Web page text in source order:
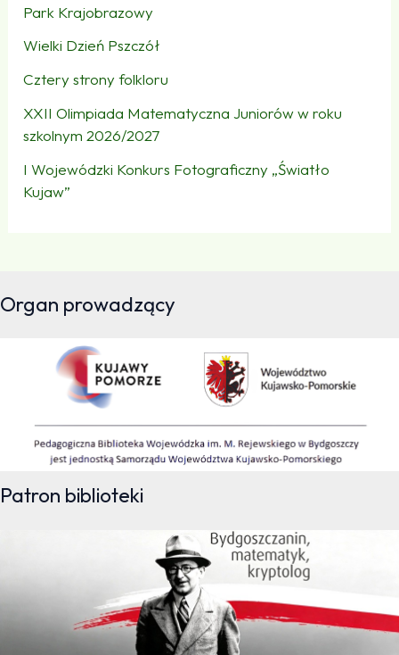
Park Krajobrazowy
Wielki Dzień Pszczół
Cztery strony folkloru
XXII Olimpiada Matematyczna Juniorów w roku
szkolnym 2026/2027
I Wojewódzki Konkurs Fotograficzny „Światło
Kujaw”
Organ prowadzący
Patron biblioteki